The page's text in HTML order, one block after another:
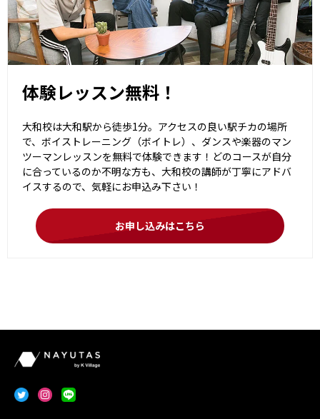
体験レッスン無料！
大和校は大和駅から徒歩1分。アクセスの良い駅チカの場所
で、ボイストレーニング（ボイトレ）、ダンスや楽器のマン
ツーマンレッスンを無料で体験できます！どのコースが自分
に合っているのか不明な方も、大和校の講師が丁寧にアドバ
イスするので、気軽にお申込み下さい！
お申し込みはこちら